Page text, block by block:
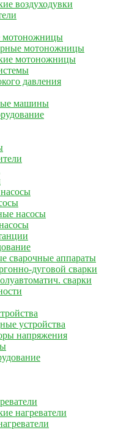
воздуходувки
мотоножницы
мотоножницы
мотоножницы
давления
машины
насосы
сварочные аппараты
дуговой сварки
сварки
устройства
напряжения
нагреватели